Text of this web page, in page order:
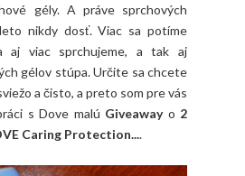
gély. A práve sprchových
nikdy dosť. Viac sa potíme
aj viac sprchujeme, a tak aj
gélov stúpa. Určite sa chcete
a čisto, a preto som pre vás
s Dove malú Giveawayo 2
Caring Protection....